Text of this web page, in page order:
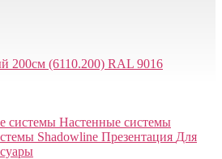
200см (6110.200) RAL 9016
системы Настенные системы
Shadowline Презентация Для